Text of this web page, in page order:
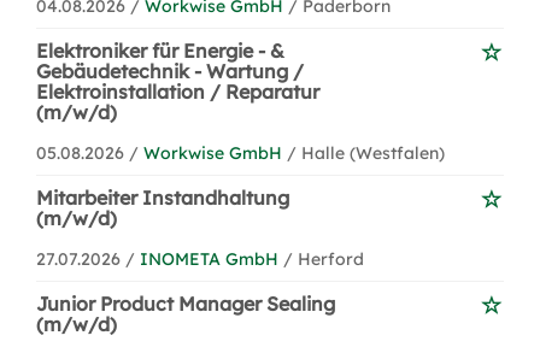
04.08.2026 / Workwise GmbH / Paderborn
Elektroniker für Energie - &
Gebäudetechnik - Wartung /
Elektroinstallation / Reparatur
(m/w/d)
05.08.2026 / Workwise GmbH / Halle (Westfalen)
Mitarbeiter Instandhaltung
(m/w/d)
27.07.2026 / INOMETA GmbH / Herford
Junior Product Manager Sealing
(m/w/d)